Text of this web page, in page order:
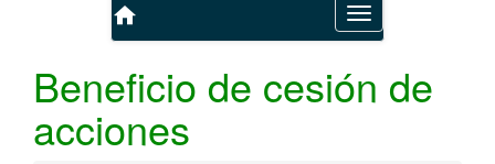
Toggle
navigation
home
Beneficio de cesión de
acciones